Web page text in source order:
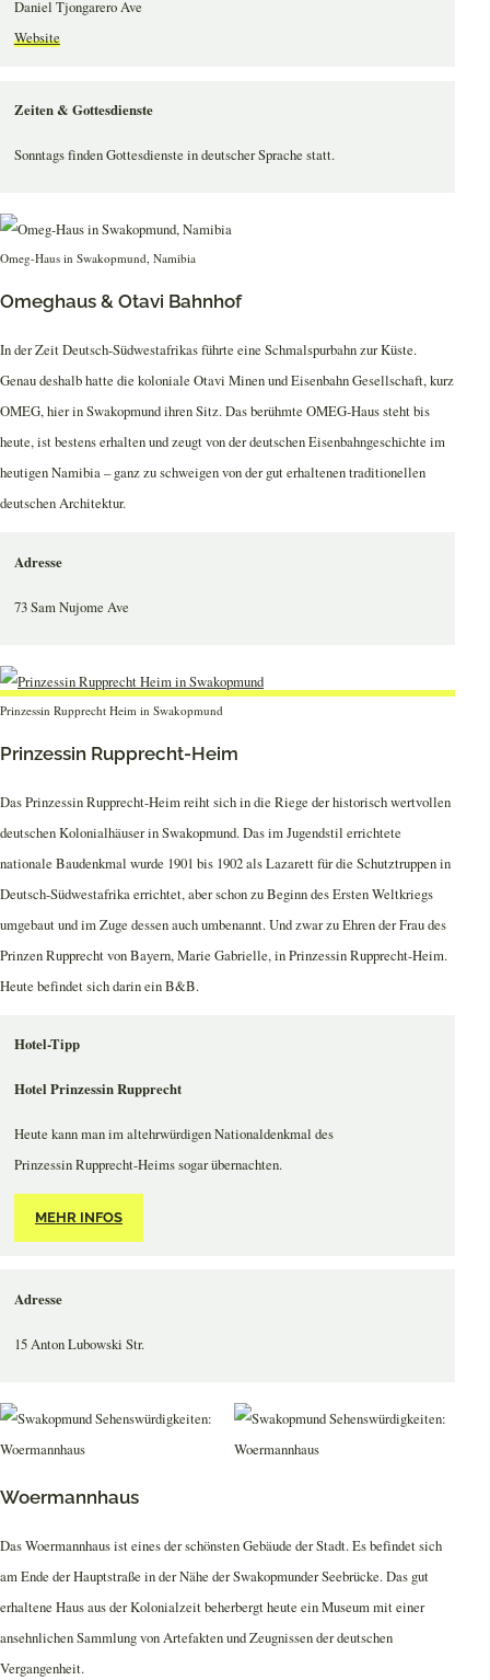
Daniel Tjongarero Ave
Website
Zeiten & Gottesdienste
Sonntags finden Gottesdienste in deutscher Sprache statt.
Omeg-Haus in Swakopmund, Namibia
Omeghaus & Otavi Bahnhof
In der Zeit Deutsch-Südwestafrikas führte eine Schmalspurbahn zur Küste.
Genau deshalb hatte die koloniale Otavi Minen und Eisenbahn Gesellschaft, kurz
OMEG, hier in Swakopmund ihren Sitz. Das berühmte OMEG-Haus steht bis
heute, ist bestens erhalten und zeugt von der deutschen Eisenbahngeschichte im
heutigen Namibia – ganz zu schweigen von der gut erhaltenen traditionellen
deutschen Architektur.
Adresse
73 Sam Nujome Ave
Prinzessin Rupprecht Heim in Swakopmund
Prinzessin Rupprecht-Heim
Das Prinzessin Rupprecht-Heim reiht sich in die Riege der historisch wertvollen
deutschen Kolonialhäuser in Swakopmund. Das im Jugendstil errichtete
nationale Baudenkmal wurde 1901 bis 1902 als Lazarett für die Schutztruppen in
Deutsch-Südwestafrika errichtet, aber schon zu Beginn des Ersten Weltkriegs
umgebaut und im Zuge dessen auch umbenannt. Und zwar zu Ehren der Frau des
Prinzen Rupprecht von Bayern, Marie Gabrielle, in Prinzessin Rupprecht-Heim.
Heute befindet sich darin ein B&B.
Hotel-Tipp
Hotel Prinzessin Rupprecht
Heute kann man im altehrwürdigen Nationaldenkmal des
Prinzessin Rupprecht-Heims sogar übernachten.
MEHR INFOS
Adresse
15 Anton Lubowski Str.
Woermannhaus
Das Woermannhaus ist eines der schönsten Gebäude der Stadt. Es befindet sich
am Ende der Hauptstraße in der Nähe der Swakopmunder Seebrücke. Das gut
erhaltene Haus aus der Kolonialzeit beherbergt heute ein Museum mit einer
ansehnlichen Sammlung von Artefakten und Zeugnissen der deutschen
Vergangenheit.